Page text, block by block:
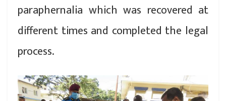
paraphernalia which was recovered at
different times and completed the legal
process.